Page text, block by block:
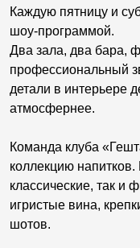
Каждую пятницу и
шоу-программой.
Два зала, два бара,
профессиональный
детали в интерьере
атмосфернее.
Команда клуба
коллекцию
классические, так и
игристые вина,
шотов.